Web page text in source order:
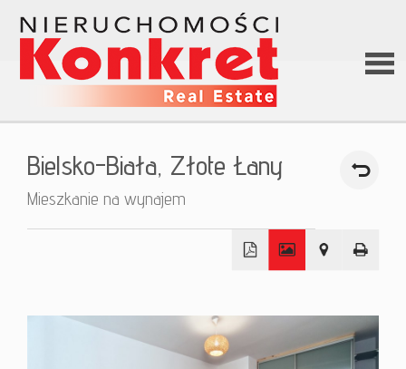
O
Bielsko-Biała, Złote Łany
Mieszkanie na wynajem
−